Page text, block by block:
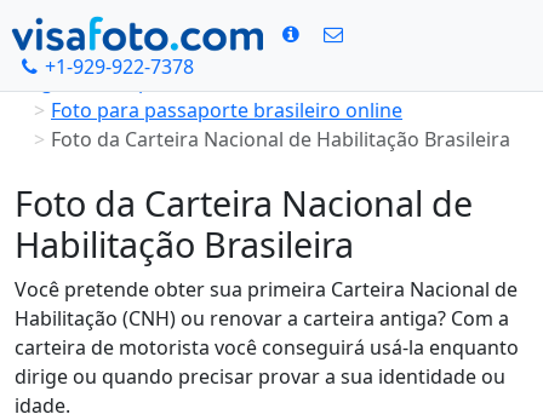
+1-929-922-7378
Página Principal
Foto para passaporte brasileiro online
Foto da Carteira Nacional de Habilitação Brasileira
Foto da Carteira Nacional de
Habilitação Brasileira
Você pretende obter sua primeira Carteira Nacional de
Habilitação (CNH) ou renovar a carteira antiga? Com a
carteira de motorista você conseguirá usá-la enquanto
dirige ou quando precisar provar a sua identidade ou
idade.